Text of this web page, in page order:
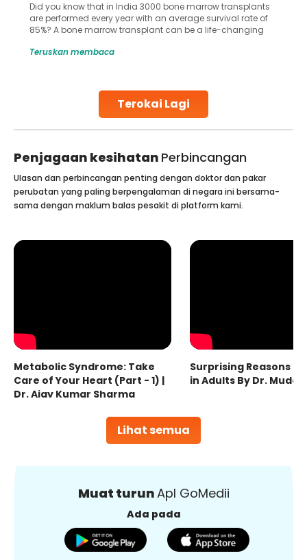
Terokai Lagi
Did you know that in India 3000 bone marrow transplants
are performed every year with an average survival rate of
85%? A bone marrow transplant can be a life-changing
make all the difference. India has some of the world’s
Teruskan membaca
Penjagaan kesihatan Perbincangan
Lihat semua
Ulasan dan perbincangan penting dengan doktor dan pakar
perubatan yang paling berpengalaman di negara ini bersama-
sama dengan maklum balas pesakit di platform kami.
Metabolic Syndrome: Take
Care of Your Heart (Part - 1) |
Dr. Ajay Kumar Sharma
Surprising Reasons
in Adults By Dr.
Muat turunApl GoMedii
Ada pada